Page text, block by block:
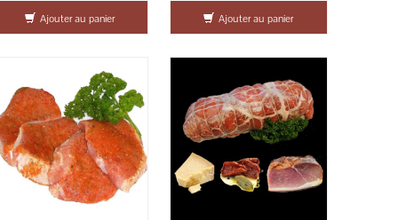
Ajouter au panier Ajouter au panier